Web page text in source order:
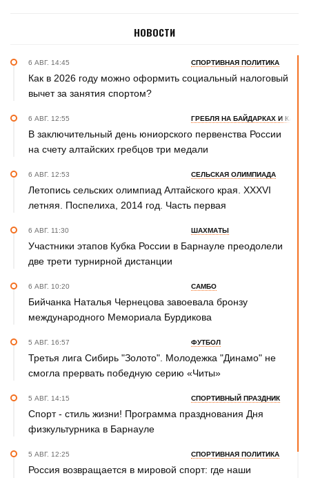
НОВОСТИ
6 АВГ. 14:45 СПОРТИВНАЯ ПОЛИТИКА
Как в 2026 году можно оформить социальный налоговый
вычет за занятия спортом?
6 АВГ. 12:55 ГРЕБЛЯ НА БАЙДАРКАХ И КАНОЭ
В заключительный день юниорского первенства России
на счету алтайских гребцов три медали
6 АВГ. 12:53 СЕЛЬСКАЯ ОЛИМПИАДА
Летопись сельских олимпиад Алтайского края. XXXVI
летняя. Поспелиха, 2014 год. Часть первая
6 АВГ. 11:30 ШАХМАТЫ
Участники этапов Кубка России в Барнауле преодолели
две трети турнирной дистанции
6 АВГ. 10:20 САМБО
Бийчанка Наталья Чернецова завоевала бронзу
международного Мемориала Бурдикова
5 АВГ. 16:57 ФУТБОЛ
Третья лига Сибирь "Золото". Молодежка "Динамо" не
смогла прервать победную серию «Читы»
5 АВГ. 14:15 СПОРТИВНЫЙ ПРАЗДНИК
Спорт - стиль жизни! Программа празднования Дня
физкультурника в Барнауле
5 АВГ. 12:25 СПОРТИВНАЯ ПОЛИТИКА
Россия возвращается в мировой спорт: где наши